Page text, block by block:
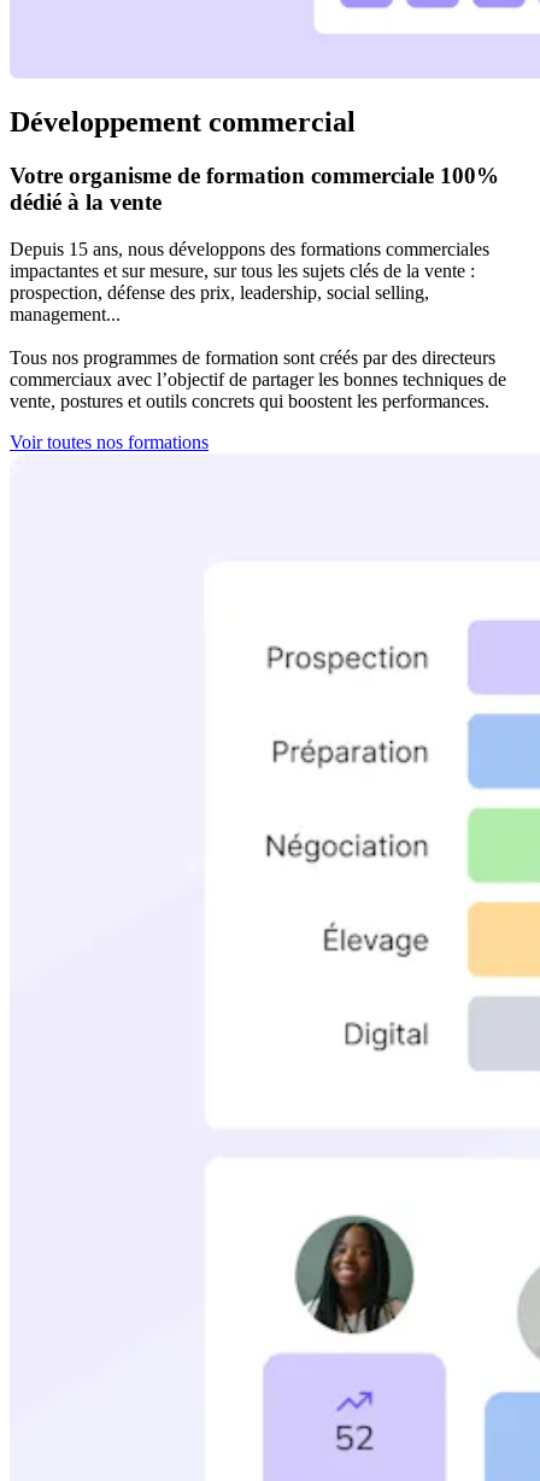
Développement commercial
Votre organisme de formation commerciale 100%
dédié à la vente
Depuis 15 ans, nous développons des formations commerciales
impactantes et sur mesure, sur tous les sujets clés de la vente :
prospection, défense des prix, leadership, social selling,
management...
Tous nos programmes de formation sont créés par des directeurs
commerciaux avec l’objectif de partager les bonnes techniques de
vente, postures et outils concrets qui boostent les performances.
Voir toutes nos formations